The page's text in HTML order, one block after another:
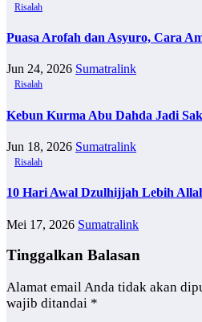
Risalah
Puasa Arofah dan Asyuro, Cara
Jun 24, 2026 Sumatralink
Risalah
Kebun Kurma Abu Dahda Jadi
Jun 18, 2026 Sumatralink
Risalah
10 Hari Awal Dzulhijjah Lebih
Mei 17, 2026 Sumatralink
Tinggalkan Balasan
Alamat email Anda tidak akan
wajib ditandai *